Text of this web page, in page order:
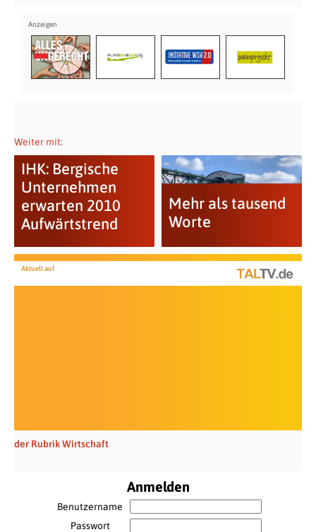
Weiter mit:
IHK: Bergische
Unternehmen
erwarten 2010
Aufwärtstrend
Mehr als tausend
Worte
Aktuell auf
der Rubrik Wirtschaft
Anmelden
Benutzername
Passwort